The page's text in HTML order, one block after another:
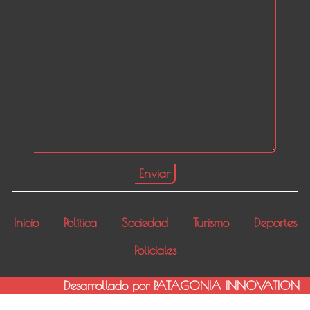
Inicio Política Sociedad Turismo
Deportes
Policiales
Desarrollado por PATAGONIA INNOVATION